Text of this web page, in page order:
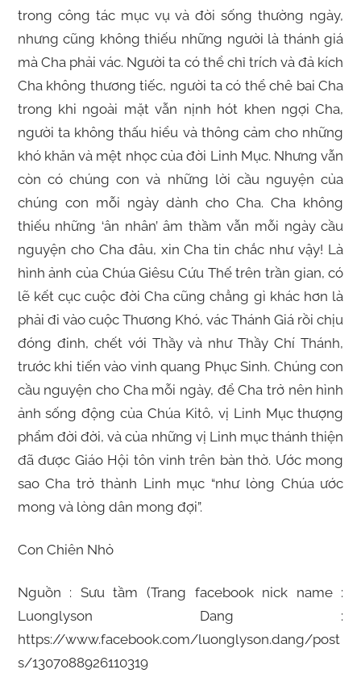
trong công tác mục vụ và đời sống thường ngày,
nhưng cũng không thiếu những người là thánh giá
mà Cha phải vác. Người ta có thể chỉ trích và đả kích
Cha không thương tiếc, người ta có thể chê bai Cha
trong khi ngoài mặt vẫn nịnh hót khen ngợi Cha,
người ta không thấu hiểu và thông cảm cho những
khó khăn và mệt nhọc của đời Linh Mục. Nhưng vẫn
còn có chúng con và những lời cầu nguyện của
chúng con mỗi ngày dành cho Cha. Cha không
thiếu những ‘ân nhân’ âm thầm vẫn mỗi ngày cầu
nguyện cho Cha đâu, xin Cha tin chắc như vậy! Là
hình ảnh của Chúa Giêsu Cứu Thế trên trần gian, có
lẽ kết cục cuộc đời Cha cũng chẳng gì khác hơn là
phải đi vào cuộc Thương Khó, vác Thánh Giá rồi chịu
đóng đinh, chết với Thầy và như Thầy Chí Thánh,
trước khi tiến vào vinh quang Phục Sinh. Chúng con
cầu nguyện cho Cha mỗi ngày, để Cha trở nên hình
ảnh sống động của Chúa Kitô, vị Linh Mục thượng
phẩm đời đời, và của những vị Linh mục thánh thiện
đã được Giáo Hội tôn vinh trên bàn thờ. Ước mong
sao Cha trở thành Linh mục “như lòng Chúa ước
mong và lòng dân mong đợi”.
Con Chiên Nhỏ
Nguồn : Sưu tầm (Trang facebook nick name :
Luonglyson Dang :
https://www.facebook.com/luonglyson.dang/post
s/1307088926110319